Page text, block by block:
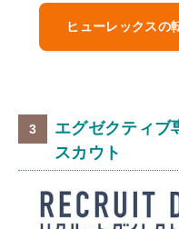
ヒューレックスの
エグゼクティブ
スカウト